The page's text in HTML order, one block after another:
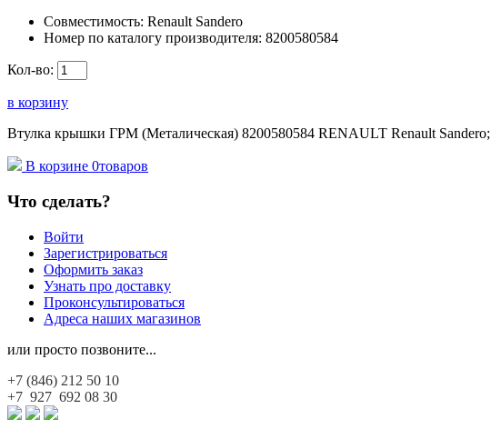
Совместимость: Renault Sandero
Номер по каталогу производителя: 8200580584
Кол-во:
в корзину
Втулка крышки ГРМ (Металическая) 8200580584 RENAULT Renault Sandero;
В корзине 0товаров
Что сделать?
Войти
Зарегистрироваться
Оформить заказ
Узнать про доставку
Проконсультироваться
Адреса наших магазинов
или просто позвоните...
+7 (846) 212 50 10
+7 927 692 08 30